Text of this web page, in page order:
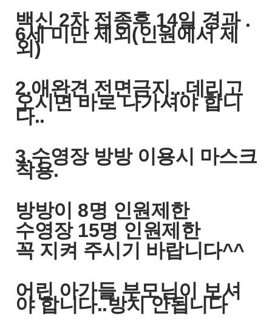
백신 2차 접종후 14일 경과 .
6세 미만 제외(인원에서 제
외)
2.애완견 전면금지...데리고
오시면 바로 나가셔야 합니
다..
3.수영장 방방 이용시 마스크
착용.
방방이 8명 인원제한
수영장 15명 인원제한
꼭 지켜 주시기 바랍니다^^
​어린 아가들 부모님이 보셔
야 합니다..방치 안됩니다